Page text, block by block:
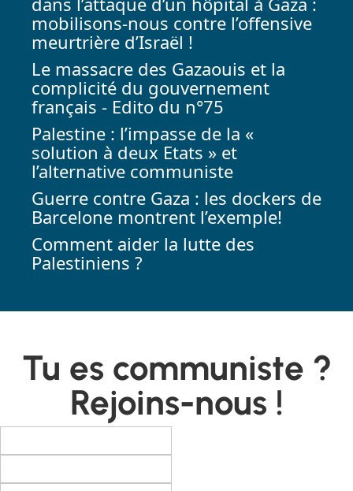
mobilisons-nous contre l’offensive
meurtrière d’Israël !
Le massacre des Gazaouis et la
complicité du gouvernement
français - Edito du n°75
Palestine : l’impasse de la «
solution à deux Etats » et
l’alternative communiste
Guerre contre Gaza : les dockers de
Barcelone montrent l’exemple!
Comment aider la lutte des
Palestiniens ?
Tu es communiste ?
Rejoins-nous !